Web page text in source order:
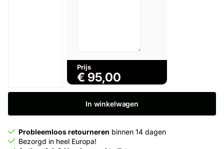
Prijs
€ 95,00
In winkelwagen
Probleemloos retourneren binnen 14 dagen
Bezorgd in heel Europa!